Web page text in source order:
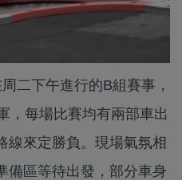
二下午進行的B組賽事，
，每場比賽均有兩部車出
線來定勝負。現場氣氛相
備區等待出發，部分車身